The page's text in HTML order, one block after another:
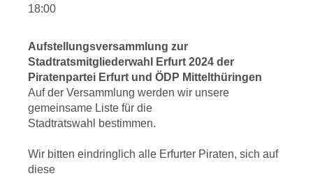
18:00
Aufstellungsversammlung zur
Stadtratsmitgliederwahl Erfurt 2024 der
Piratenpartei Erfurt und ÖDP Mittelthüringen
Auf der Versammlung werden wir unsere
gemeinsame Liste für die
Stadtratswahl bestimmen.
Wir bitten eindringlich alle Erfurter Piraten, sich auf
diese